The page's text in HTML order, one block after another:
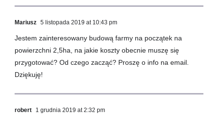
Mariusz 5 listopada 2019 at 10:43 pm
Jestem zainteresowany budową farmy na początek na
powierzchni 2,5ha, na jakie koszty obecnie muszę się
przygotować? Od czego zacząć? Proszę o info na email.
Dziękuję!
robert 1 grudnia 2019 at 2:32 pm